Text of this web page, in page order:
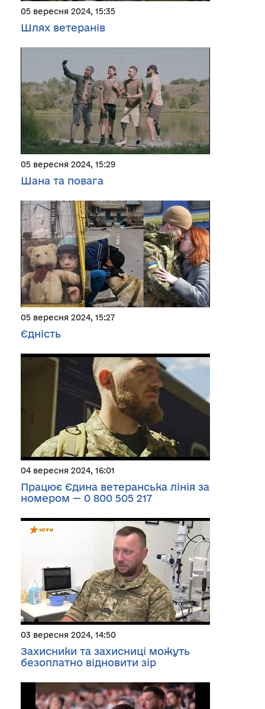
05 вересня 2024, 15:35
Шлях ветеранів
05 вересня 2024, 15:29
Шана та повага
05 вересня 2024, 15:27
Єдність
04 вересня 2024, 16:01
Працює Єдина ветеранська лінія за
номером — 0 800 505 217
03 вересня 2024, 14:50
Захисники та захисниці можуть
безоплатно відновити зір